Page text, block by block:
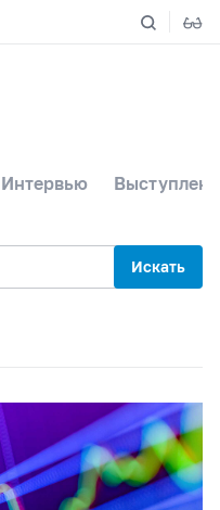
Интервью
Искать